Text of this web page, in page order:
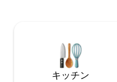
キッチン